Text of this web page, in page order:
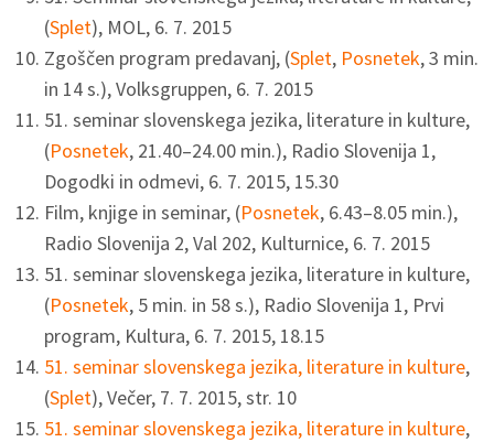
(Splet), MOL, 6. 7. 2015
Zgoščen program predavanj, (Splet, Posnetek, 3 min.
in 14 s.), Volksgruppen, 6. 7. 2015
51. seminar slovenskega jezika, literature in kulture,
(Posnetek, 21.40–24.00 min.), Radio Slovenija 1,
Dogodki in odmevi, 6. 7. 2015, 15.30
Film, knjige in seminar, (Posnetek, 6.43–8.05 min.),
Radio Slovenija 2, Val 202, Kulturnice, 6. 7. 2015
51. seminar slovenskega jezika, literature in kulture,
(Posnetek, 5 min. in 58 s.), Radio Slovenija 1, Prvi
program, Kultura, 6. 7. 2015, 18.15
51. seminar slovenskega jezika, literature in kulture,
(Splet), Večer, 7. 7. 2015, str. 10
51. seminar slovenskega jezika, literature in kulture,